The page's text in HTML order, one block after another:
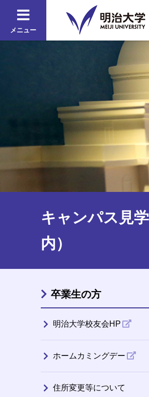
メニュー
キャンパス見
内）
卒業生の方
明治大学校友会HP
ホームカミングデー
住所変更等について